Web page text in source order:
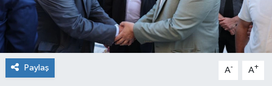
Paylaş A- A+